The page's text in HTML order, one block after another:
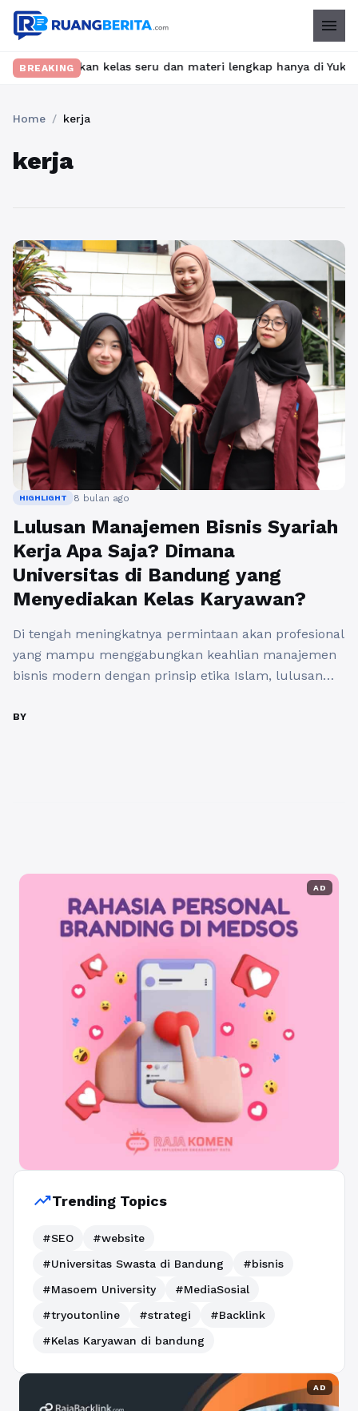
menu
BREAKING
Temukan kelas seru dan materi lengkap hanya di
Home / kerja
kerja
HIGHLIGHT 8 bulan ago
Lulusan Manajemen Bisnis Syariah
Kerja Apa Saja? Dimana
Universitas di Bandung yang
Menyediakan Kelas Karyawan?
Di tengah meningkatnya permintaan akan profesional
yang mampu menggabungkan keahlian manajemen
bisnis modern dengan prinsip etika Islam, lulusan
Sektor ekonomi halal terus tumbuh pesat. Memilih
BY
AD
trending_upTrending Topics
#SEO
#website
#Universitas Swasta di Bandung
#bisnis
#Masoem University
#MediaSosial
#tryoutonline
#strategi
#Backlink
#Kelas Karyawan di bandung
AD